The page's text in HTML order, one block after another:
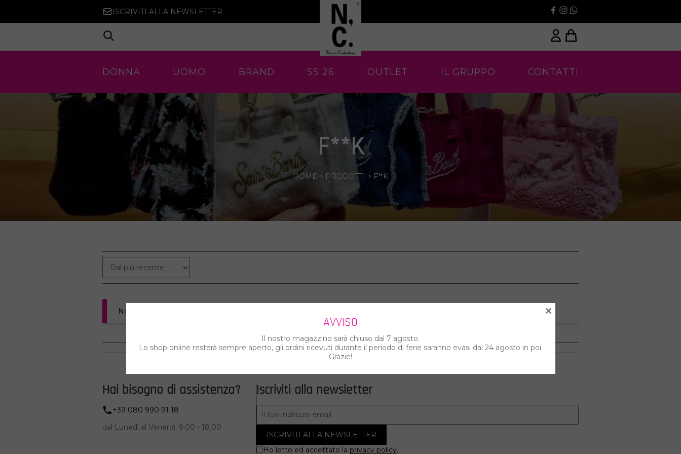
ISCRIVITI ALLA NEWSLETTER
DONNA UOMO BRAND SS 26 OUTLET IL GRUPPO CONTATTI
F**K
HOME > PRODOTTI > F**K
Non è stato trovato nessun prodotto che corrisponde alla tua selezione.
Hai bisogno di assistenza?
+39 080 990 91 18
dal Lunedì al Venerdì, 9.00 - 18.00
Iscriviti alla newsletter
Ho letto ed accettato la privacy policy.
AVVISO
Il nostro magazzino sarà chiuso dal 7 agosto.
Lo shop online resterà sempre aperto, gli ordini ricevuti durante il periodo di ferie saranno evasi dal 24 agosto in poi.
Grazie!
×